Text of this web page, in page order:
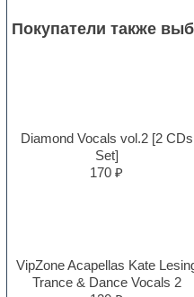
Покупатели также
Diamond Vocals vol.2 [2 CDs
Set]
170 ₽
VipZone Acapellas Kate
Trance & Dance Vocals 2